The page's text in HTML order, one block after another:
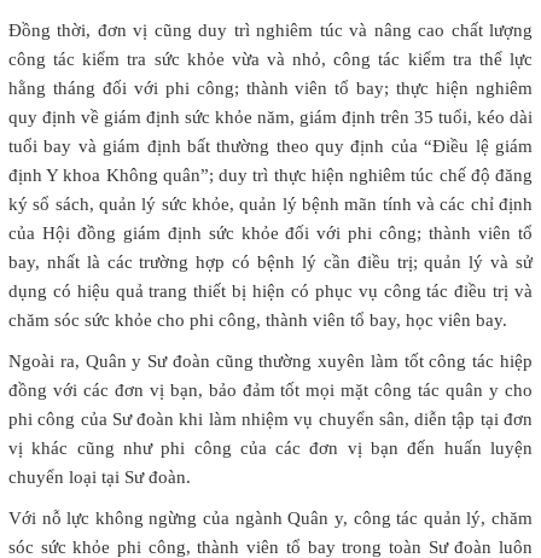
Đồng thời, đơn vị cũng duy trì nghiêm túc và nâng cao chất lượng
công tác kiểm tra sức khỏe vừa và nhỏ, công tác kiểm tra thể lực
hằng tháng đối với phi công; thành viên tổ bay; thực hiện nghiêm
quy định về giám định sức khỏe năm, giám định trên 35 tuổi, kéo dài
tuổi bay và giám định bất thường theo quy định của “Điều lệ giám
định Y khoa Không quân”; duy trì thực hiện nghiêm túc chế độ đăng
ký sổ sách, quản lý sức khỏe, quản lý bệnh mãn tính và các chỉ định
của Hội đồng giám định sức khỏe đối với phi công; thành viên tổ
bay, nhất là các trường hợp có bệnh lý cần điều trị; quản lý và sử
dụng có hiệu quả trang thiết bị hiện có phục vụ công tác điều trị và
chăm sóc sức khỏe cho phi công, thành viên tổ bay, học viên bay.
Ngoài ra, Quân y Sư đoàn cũng thường xuyên làm tốt công tác hiệp
đồng với các đơn vị bạn, bảo đảm tốt mọi mặt công tác quân y cho
phi công của Sư đoàn khi làm nhiệm vụ chuyển sân, diễn tập tại đơn
vị khác cũng như phi công của các đơn vị bạn đến huấn luyện
chuyển loại tại Sư đoàn.
Với nỗ lực không ngừng của ngành Quân y, công tác quản lý, chăm
sóc sức khỏe phi công, thành viên tổ bay trong toàn Sư đoàn luôn